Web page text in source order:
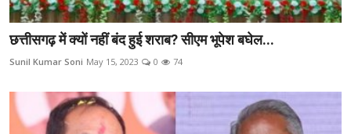
शिक्षा जगत
सेहत
मनोरंजन
छत्तीसगढ़ में क्यों नहीं बंद हुई शराब? सीएम भूपेश बघेल...
Sunil Kumar Soni May 15, 2023 0 74